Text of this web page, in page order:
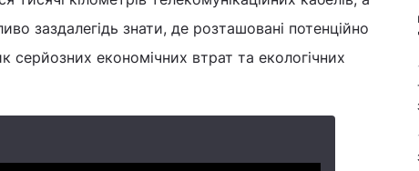
заздалегідь знати, де розташовані потенційно
серйозних економічних втрат та екологічних